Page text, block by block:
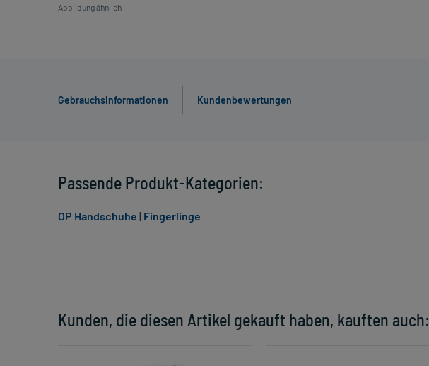
Abbildung ähnlich
Gebrauchsinformationen Kundenbewertungen
Kunden, die diesen Artikel gekauft haben, kauften auch:
Passende Produkt-Kategorien:
OP Handschuhe | Fingerlinge